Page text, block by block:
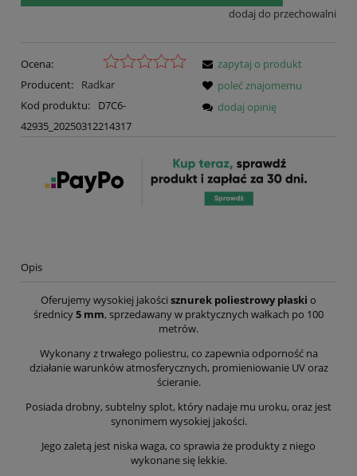
dodaj do przechowalni
Ocena:
Producent:
Radkar
Kod produktu:
D7C6-
42935_20250312214317
zapytaj o produkt
poleć znajomemu
dodaj opinię
Opis
Oferujemy wysokiej jakości sznurek poliestrowy płaski o
średnicy5 mm, sprzedawany w praktycznych wałkach po 100
metrów.
Wykonany z trwałego poliestru, co zapewnia odporność na
działanie warunków atmosferycznych, promieniowanie UV oraz
ścieranie.
Posiada drobny, subtelny splot, który nadaje mu uroku, oraz jest
synonimem wysokiej jakości.
Jego zaletą jest niska waga, co sprawia że produkty z niego
wykonane się lekkie.